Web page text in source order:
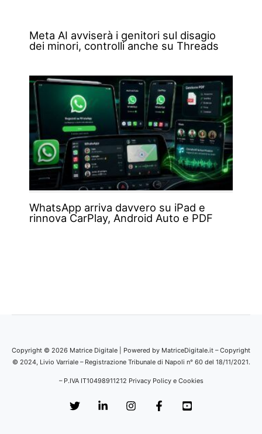
Meta AI avviserà i genitori sul disagio
dei minori, controlli anche su Threads
WhatsApp arriva davvero su iPad e
rinnova CarPlay, Android Auto e PDF
Copyright © 2026 Matrice Digitale | Powered by MatriceDigitale.it – Copyright
© 2024, Livio Varriale – Registrazione Tribunale di Napoli n° 60 del 18/11/2021.
– P.IVA IT10498911212 Privacy Policy e Cookies